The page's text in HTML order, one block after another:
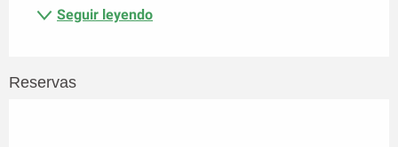
Seguir leyendo
Reservas